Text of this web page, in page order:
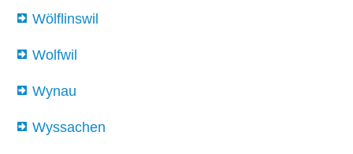
Wölflinswil
Wolfwil
Wynau
Wyssachen